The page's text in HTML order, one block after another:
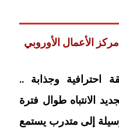
الأعمال الأوروبي
احترافية وجذابة ..
الانتباه طوال فترة
إلى متدرب يستمع